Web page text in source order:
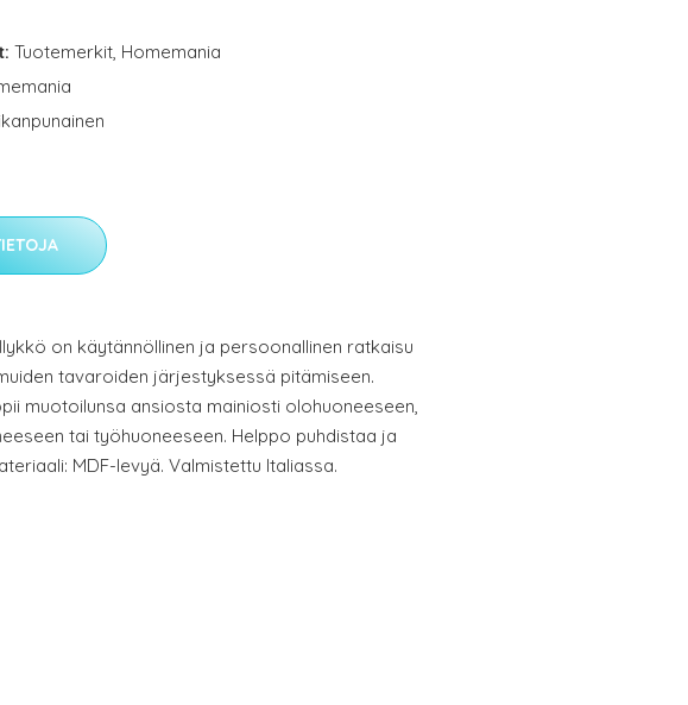
Tuotemerkit, Homemania
on käytännöllinen ja persoonallinen ratkaisu
tavaroiden järjestyksessä pitämiseen.
muotoilunsa ansiosta mainiosti olohuoneeseen,
tai työhuoneeseen. Helppo puhdistaa ja
MDF-levyä. Valmistettu Italiassa.